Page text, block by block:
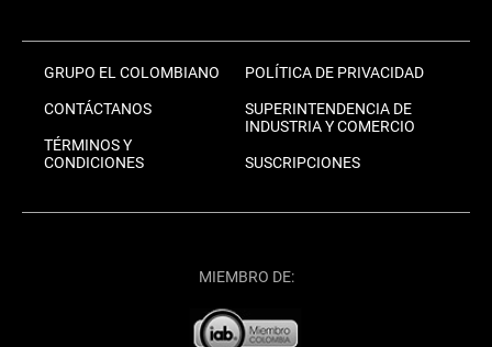
GRUPO EL COLOMBIANO
CONTÁCTANOS
TÉRMINOS Y
CONDICIONES
POLÍTICA DE PRIVACIDAD
SUPERINTENDENCIA DE
INDUSTRIA Y COMERCIO
SUSCRIPCIONES
MIEMBRO DE: